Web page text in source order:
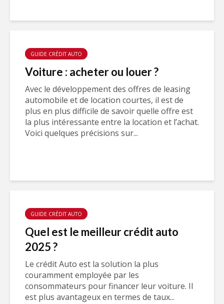
GUIDE CRÉDIT AUTO
Voiture : acheter ou louer ?
Avec le développement des offres de leasing
automobile et de location courtes, il est de
plus en plus difficile de savoir quelle offre est
la plus intéressante entre la location et l’achat.
Voici quelques précisions sur...
GUIDE CRÉDIT AUTO
Quel est le meilleur crédit auto
2025 ?
Le crédit Auto est la solution la plus
couramment employée par les
consommateurs pour financer leur voiture. Il
est plus avantageux en termes de taux...